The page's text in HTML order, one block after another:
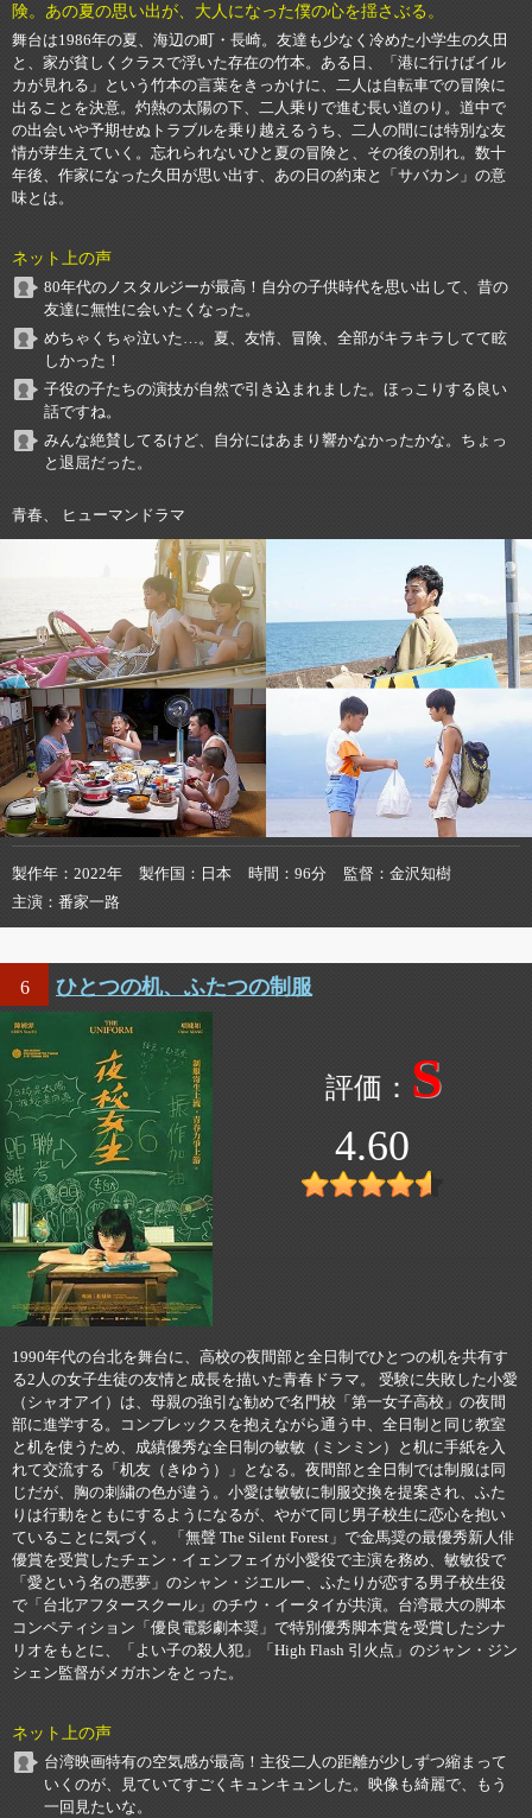
険。あの夏の思い出が、大人になった僕の心を揺さぶる。
舞台は1986年の夏、海辺の町・長崎。友達も少なく冷めた小学生の久田
と、家が貧しくクラスで浮いた存在の竹本。ある日、「港に行けばイル
カが見れる」という竹本の言葉をきっかけに、二人は自転車での冒険に
出ることを決意。灼熱の太陽の下、二人乗りで進む長い道のり。道中で
の出会いや予期せぬトラブルを乗り越えるうち、二人の間には特別な友
情が芽生えていく。忘れられないひと夏の冒険と、その後の別れ。数十
年後、作家になった久田が思い出す、あの日の約束と「サバカン」の意
味とは。
ネット上の声
80年代のノスタルジーが最高！自分の子供時代を思い出して、昔の
友達に無性に会いたくなった。
めちゃくちゃ泣いた…。夏、友情、冒険、全部がキラキラしてて眩
しかった！
子役の子たちの演技が自然で引き込まれました。ほっこりする良い
話ですね。
みんな絶賛してるけど、自分にはあまり響かなかったかな。ちょっ
と退屈だった。
青春、 ヒューマンドラマ
製作年 2022年 製作国 日本 時間 96分 監督
金沢知樹
主演
番家一路
6 ひとつの机、ふたつの制服
S
4.60
1990年代の台北を舞台に、高校の夜間部と全日制でひとつの机を共有す
る2人の女子生徒の友情と成長を描いた青春ドラマ。 受験に失敗した小愛
（シャオアイ）は、母親の強引な勧めで名門校「第一女子高校」の夜間
部に進学する。コンプレックスを抱えながら通う中、全日制と同じ教室
と机を使うため、成績優秀な全日制の敏敏（ミンミン）と机に手紙を入
れて交流する「机友（きゆう）」となる。夜間部と全日制では制服は同
じだが、胸の刺繍の色が違う。小愛は敏敏に制服交換を提案され、ふた
りは行動をともにするようになるが、やがて同じ男子校生に恋心を抱い
ていることに気づく。 「無聲 The Silent Forest」で金馬奨の最優秀新人俳
優賞を受賞したチェン・イェンフェイが小愛役で主演を務め、敏敏役で
「愛という名の悪夢」のシャン・ジエルー、ふたりが恋する男子校生役
で「台北アフタースクール」のチウ・イータイが共演。台湾最大の脚本
コンペティション「優良電影劇本奨」で特別優秀脚本賞を受賞したシナ
リオをもとに、「よい子の殺人犯」「High Flash 引火点」のジャン・ジン
シェン監督がメガホンをとった。
ネット上の声
台湾映画特有の空気感が最高！主役二人の距離が少しずつ縮まって
いくのが、見ていてすごくキュンキュンした。映像も綺麗で、もう
一回見たいな。